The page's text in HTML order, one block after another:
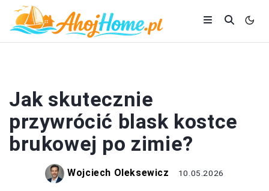
Jak skutecznie
przywrócić blask kostce
brukowej po zimie?
Wojciech Oleksewicz 10.05.2026